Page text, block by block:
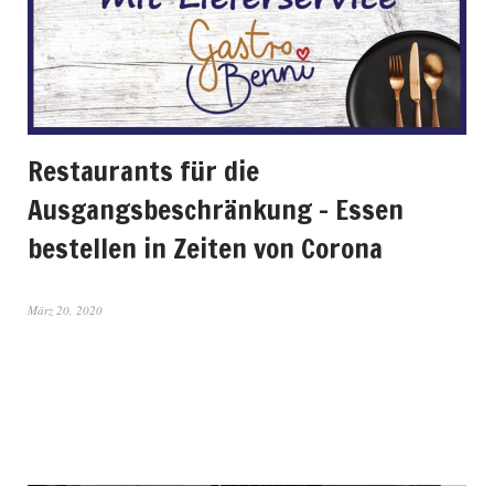
Restaurants für die
Ausgangsbeschränkung – Essen
bestellen in Zeiten von Corona
März 20, 2020